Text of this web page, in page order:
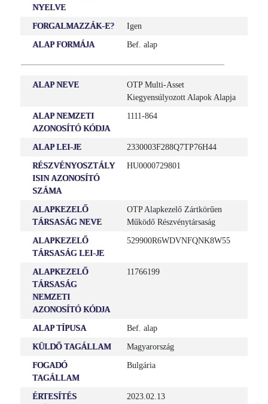
NYELVE
FORGALMAZZÁK-E? Igen
ALAP FORMÁJA Bef. alap
ALAP NEVE
OTP Multi-Asset
Kiegyensúlyozott Alapok Alapja
ALAP NEMZETI
AZONOSÍTÓ KÓDJA
1111-864
ALAP LEI-JE 2330003F288Q7TP76H44
RÉSZVÉNYOSZTÁLY
ISIN AZONOSÍTÓ
SZÁMA
HU0000729801
ALAPKEZELŐ
TÁRSASÁG NEVE
OTP Alapkezelő Zártkörűen
Működő Részvénytársaság
ALAPKEZELŐ
TÁRSASÁG LEI-JE
529900R6WDVNFQNK8W55
ALAPKEZELŐ
TÁRSASÁG
NEMZETI
AZONOSÍTÓ KÓDJA
11766199
ALAP TÍPUSA Bef. alap
KÜLDŐ TAGÁLLAM Magyarország
FOGADÓ
TAGÁLLAM
Bulgária
ÉRTESÍTÉS
2023.02.13